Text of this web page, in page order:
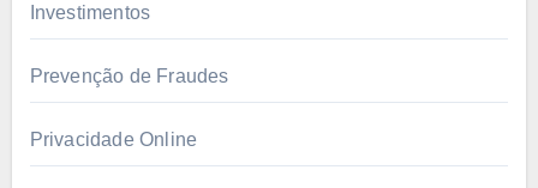
Investimentos
Prevenção de Fraudes
Privacidade Online